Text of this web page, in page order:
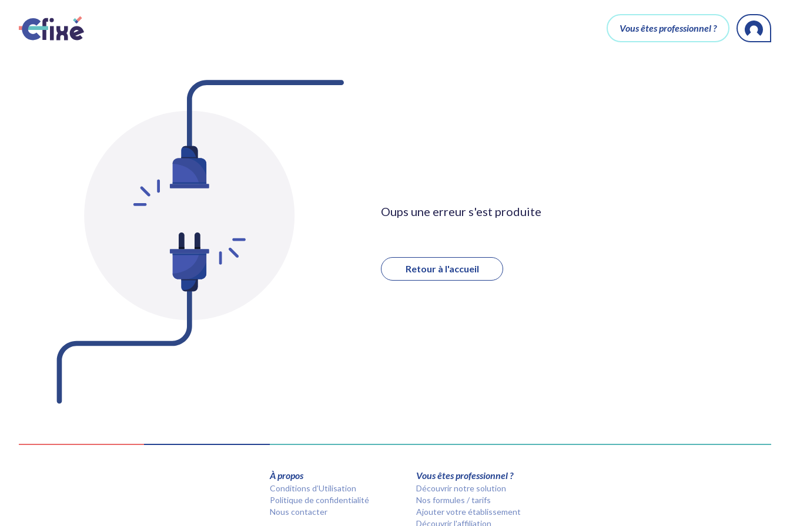
Vous êtes professionnel ?
Oups une erreur s'est produite
Retour à l'accueil
À propos
Conditions d’Utilisation
Politique de confidentialité
Nous contacter
Vous êtes professionnel ?
Découvrir notre solution
Nos formules / tarifs
Ajouter votre établissement
Découvrir l'affiliation